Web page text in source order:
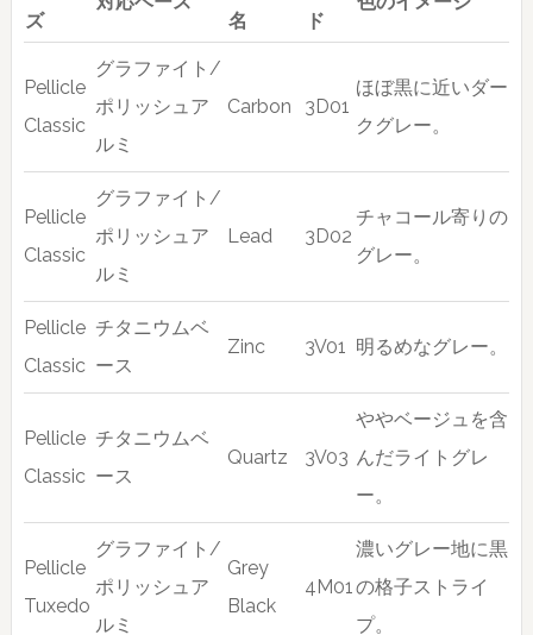
ズ
名
ド
Pellicle
Classic
グラファイト/
ポリッシュア
ルミ
Carbon 3D01
ほぼ黒に近いダー
クグレー。
Pellicle
Classic
グラファイト/
ポリッシュア
ルミ
Lead 3D02
チャコール寄りの
グレー。
Pellicle
Classic
チタニウムベ
ース
Zinc 3V01 明るめなグレー。
Pellicle
Classic
チタニウムベ
ース
Quartz 3V03
ややベージュを含
んだライトグレ
ー。
Pellicle
Tuxedo
グラファイト/
ポリッシュア
ルミ
Grey
Black
4M01
濃いグレー地に黒
の格子ストライ
プ。